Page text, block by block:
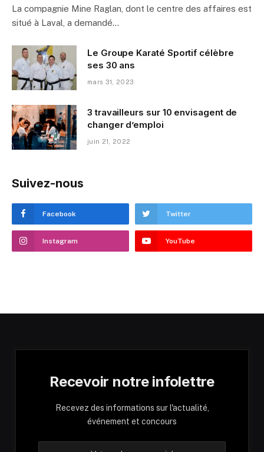
La compagnie Mine Raglan, dont le centre des affaires est
situé à Laval, a demandé…
Le Groupe Karaté Sportif célèbre
ses 30 ans
mars 31, 2023
3 travailleurs sur 10 envisagent de
changer d’emploi
juin 21, 2022
Suivez-nous
Facebook Twitter
Instagram YouTube
Recevoir notre infolettre
Recevez des informations sur l'actualité,
événement et concours